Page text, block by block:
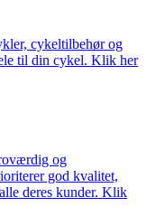
cykeltilbehør og
til din cykel. Klik her
og
god kvalitet,
deres kunder. Klik